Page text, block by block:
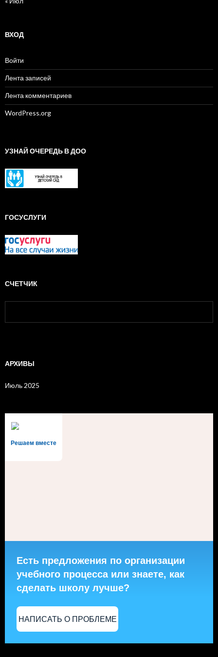
ВХОД
Войти
Лента записей
Лента комментариев
WordPress.org
УЗНАЙ ОЧЕРЕДЬ В ДОО
ГОСУСЛУГИ
СЧЕТЧИК
АРХИВЫ
Июль 2025
Решаем вместе
Есть предложения по организации
учебного процесса или знаете, как
сделать школу лучше?
НАПИСАТЬ О ПРОБЛЕМЕ